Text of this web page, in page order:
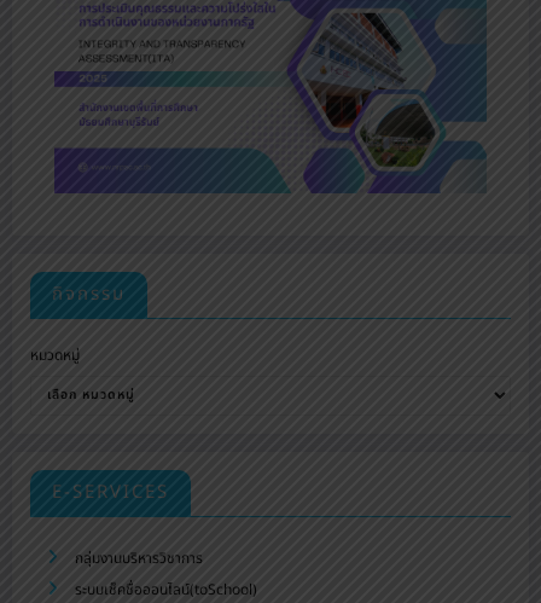
กิจกรรม
หมวดหมู่
E-SERVICES
กลุ่มงานบริหารวิชาการ
ระบบเช็คชื่อออนไลน์(toSchool)